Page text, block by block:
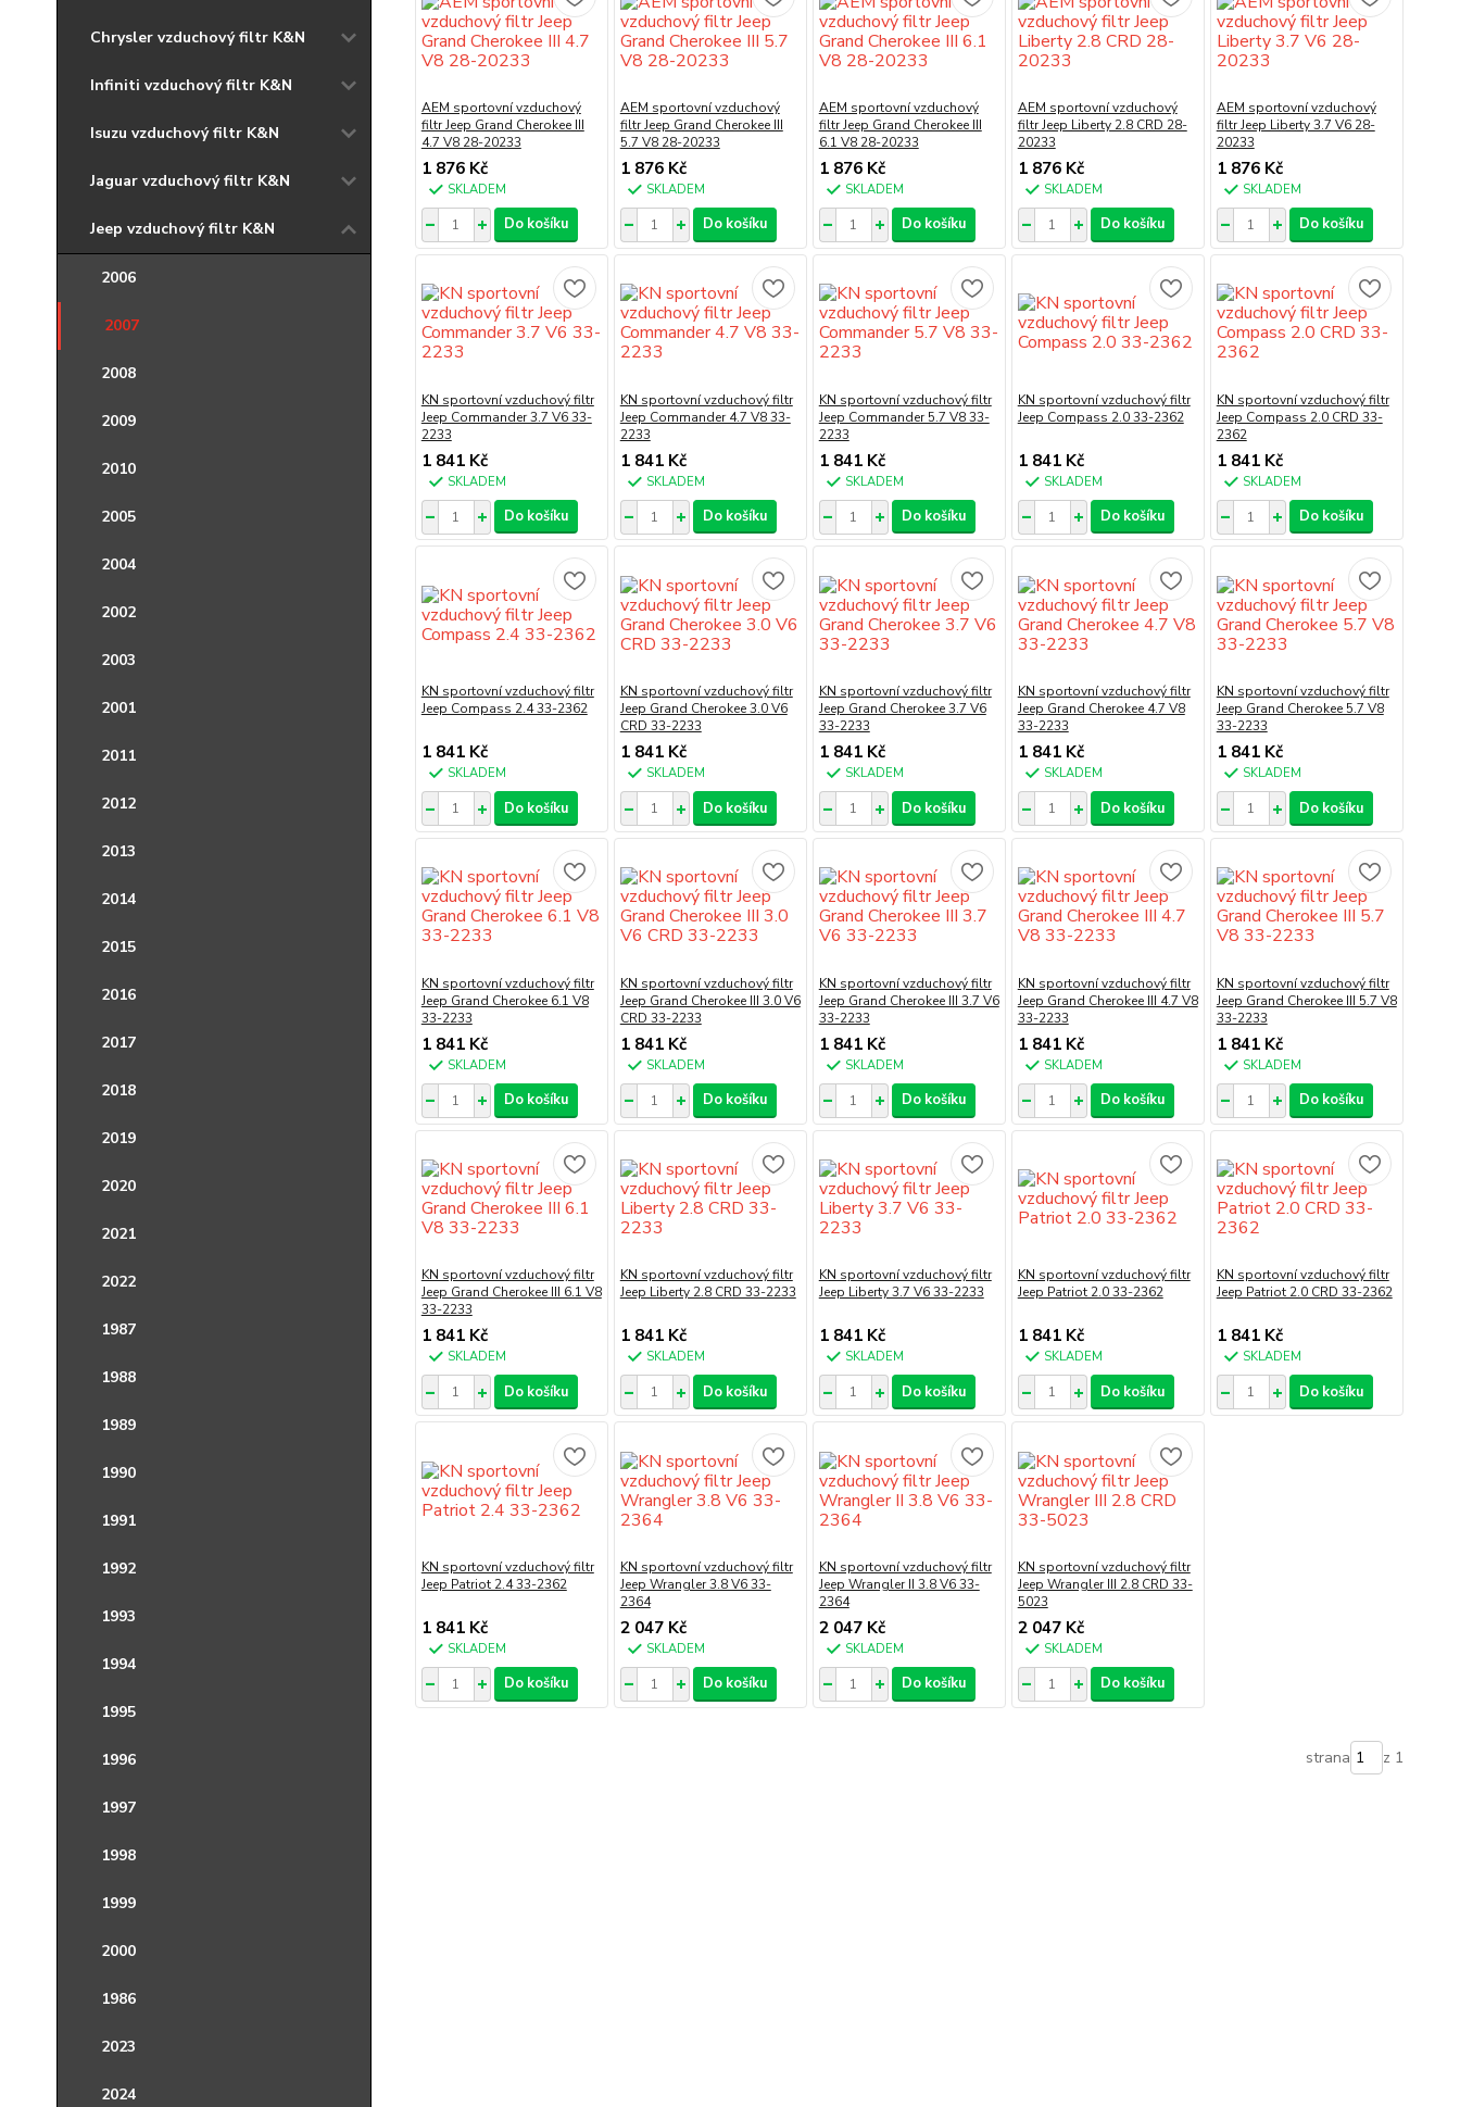
Chrysler vzduchový filtr K&N
Infiniti vzduchový filtr K&N
Isuzu vzduchový filtr K&N
Jaguar vzduchový filtr K&N
Jeep vzduchový filtr K&N
2006
2007
2008
2009
2010
2005
2004
2002
2003
2001
2011
2012
2013
2014
2015
2016
2017
2018
2019
2020
2021
2022
1987
1988
1989
1990
1991
1992
1993
1994
1995
1996
1997
1998
1999
2000
1986
2023
2024
AEM sportovní vzduchový
filtr Jeep Grand Cherokee III
4.7 V8 28-20233
1 876 Kč
SKLADEM
Do košíku
AEM sportovní vzduchový
filtr Jeep Grand Cherokee III
5.7 V8 28-20233
1 876 Kč
SKLADEM
Do košíku
AEM sportovní vzduchový
filtr Jeep Grand Cherokee III
6.1 V8 28-20233
1 876 Kč
SKLADEM
Do košíku
AEM sportovní vzduchový
filtr Jeep Liberty 2.8 CRD 28-
20233
1 876 Kč
SKLADEM
Do košíku
AEM sportovní vzduchový
filtr Jeep Liberty 3.7 V6 28-
20233
1 876 Kč
SKLADEM
Do košíku
KN sportovní vzduchový filtr
Jeep Commander 3.7 V6 33-
2233
1 841 Kč
SKLADEM
Do košíku
KN sportovní vzduchový filtr
Jeep Commander 4.7 V8 33-
2233
1 841 Kč
SKLADEM
Do košíku
KN sportovní vzduchový filtr
Jeep Commander 5.7 V8 33-
2233
1 841 Kč
SKLADEM
Do košíku
KN sportovní vzduchový filtr
Jeep Compass 2.0 33-2362
1 841 Kč
SKLADEM
Do košíku
KN sportovní vzduchový filtr
Jeep Compass 2.0 CRD 33-
2362
1 841 Kč
SKLADEM
Do košíku
KN sportovní vzduchový filtr
Jeep Compass 2.4 33-2362
1 841 Kč
SKLADEM
Do košíku
KN sportovní vzduchový filtr
Jeep Grand Cherokee 3.0 V6
CRD 33-2233
1 841 Kč
SKLADEM
Do košíku
KN sportovní vzduchový filtr
Jeep Grand Cherokee 3.7 V6
33-2233
1 841 Kč
SKLADEM
Do košíku
KN sportovní vzduchový filtr
Jeep Grand Cherokee 4.7 V8
33-2233
1 841 Kč
SKLADEM
Do košíku
KN sportovní vzduchový filtr
Jeep Grand Cherokee 5.7 V8
33-2233
1 841 Kč
SKLADEM
Do košíku
KN sportovní vzduchový filtr
Jeep Grand Cherokee 6.1 V8
33-2233
1 841 Kč
SKLADEM
Do košíku
KN sportovní vzduchový filtr
Jeep Grand Cherokee III 3.0 V6
CRD 33-2233
1 841 Kč
SKLADEM
Do košíku
KN sportovní vzduchový filtr
Jeep Grand Cherokee III 3.7 V6
33-2233
1 841 Kč
SKLADEM
Do košíku
KN sportovní vzduchový filtr
Jeep Grand Cherokee III 4.7 V8
33-2233
1 841 Kč
SKLADEM
Do košíku
KN sportovní vzduchový filtr
Jeep Grand Cherokee III 5.7 V8
33-2233
1 841 Kč
SKLADEM
Do košíku
KN sportovní vzduchový filtr
Jeep Grand Cherokee III 6.1 V8
33-2233
1 841 Kč
SKLADEM
Do košíku
KN sportovní vzduchový filtr
Jeep Liberty 2.8 CRD 33-2233
1 841 Kč
SKLADEM
Do košíku
KN sportovní vzduchový filtr
Jeep Liberty 3.7 V6 33-2233
1 841 Kč
SKLADEM
Do košíku
KN sportovní vzduchový filtr
Jeep Patriot 2.0 33-2362
1 841 Kč
SKLADEM
Do košíku
KN sportovní vzduchový filtr
Jeep Patriot 2.0 CRD 33-2362
1 841 Kč
SKLADEM
Do košíku
KN sportovní vzduchový filtr
Jeep Patriot 2.4 33-2362
1 841 Kč
SKLADEM
Do košíku
KN sportovní vzduchový filtr
Jeep Wrangler 3.8 V6 33-
2364
2 047 Kč
SKLADEM
Do košíku
KN sportovní vzduchový filtr
Jeep Wrangler II 3.8 V6 33-
2364
2 047 Kč
SKLADEM
Do košíku
KN sportovní vzduchový filtr
Jeep Wrangler III 2.8 CRD 33-
5023
2 047 Kč
SKLADEM
Do košíku
strana z 1